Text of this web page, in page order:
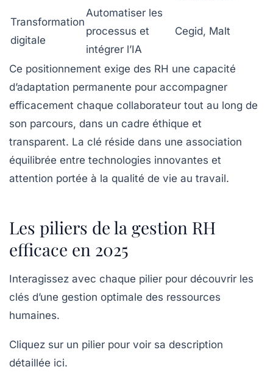
Transformation
digitale
Automatiser les
processus et
intégrer l’IA
Cegid, Malt
Ce positionnement exige des RH une capacité
d’adaptation permanente pour accompagner
efficacement chaque collaborateur tout au long de
son parcours, dans un cadre éthique et
transparent. La clé réside dans une association
équilibrée entre technologies innovantes et
attention portée à la qualité de vie au travail.
Les piliers de la gestion RH
efficace en 2025
Interagissez avec chaque pilier pour découvrir les
clés d’une gestion optimale des ressources
humaines.
Cliquez sur un pilier pour voir sa description
détaillée ici.